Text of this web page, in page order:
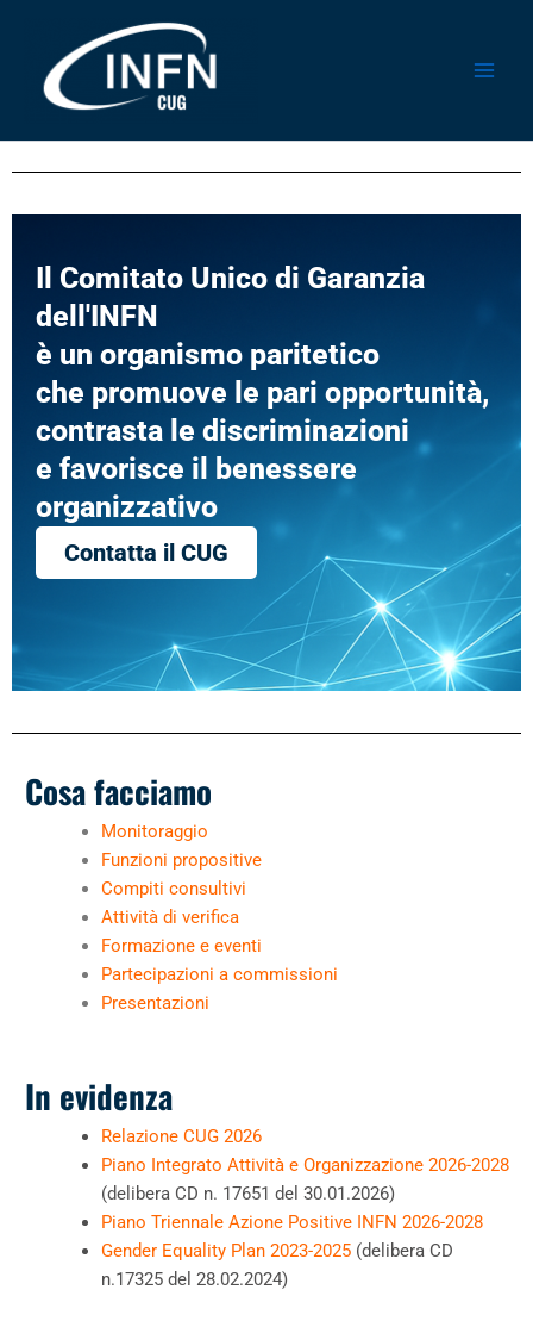
contenuto
Il Comitato Unico di Garanzia
dell'INFN
è un organismo paritetico
che promuove le pari opportunità,
contrasta le discriminazioni
e favorisce il benessere
organizzativo
Contatta il CUG
Cosa facciamo
Monitoraggio
Funzioni propositive
Compiti consultivi
Attività di verifica
Formazione e eventi
Partecipazioni a commissioni
Presentazioni
In evidenza
Relazione CUG 2026
Piano Integrato Attività e Organizzazione 2026-2028
(delibera CD n. 17651 del 30.01.2026)
Piano Triennale Azione Positive INFN 2026-2028
Gender Equality Plan 2023-2025 (delibera CD
n.17325 del 28.02.2024)